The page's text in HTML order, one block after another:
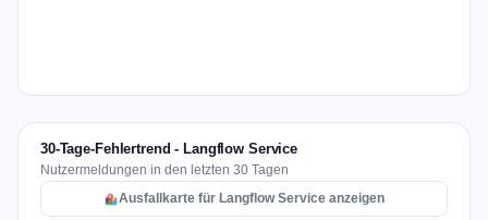
30-Tage-Fehlertrend - Langflow Service
Nutzermeldungen in den letzten 30 Tagen
Ausfallkarte für Langflow Service anzeigen